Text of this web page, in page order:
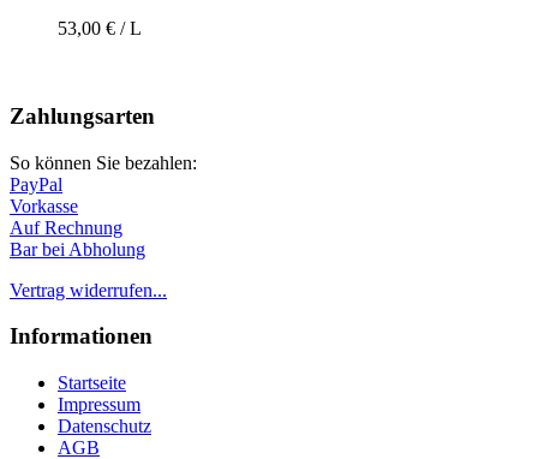
53,00 € / L
oben
Zahlungsarten
So können Sie bezahlen:
PayPal
Vorkasse
Auf Rechnung
Bar bei Abholung
Vertrag widerrufen...
Informationen
Startseite
Impressum
Datenschutz
AGB